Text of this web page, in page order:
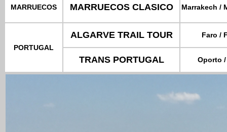
MARRUECOS MARRUECOS CLASICO Marrakech /
PORTUGAL
ALGARVE TRAIL TOUR Faro /
TRANS PORTUGAL Oporto